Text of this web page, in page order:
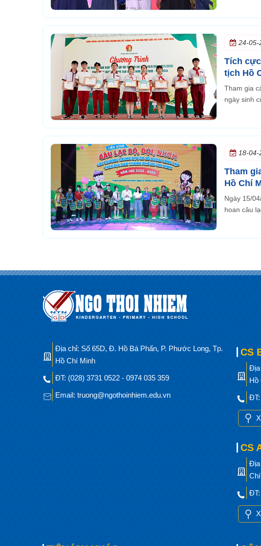
24-05-
Tích
tịch Hồ
Tham gia
ngày sinh
18-04-
Tham
Hồ Chí
Ngày 15/
hoan câu
Địa chỉ: Số 65D, Đ. Hồ Bá Phấn, P. Phước Long, Tp.
Hồ Chí Minh
ĐT: (028) 3731 0522 - 0974 035 359
Email: truong@ngothoinhiem.edu.vn
CS
Địa
Hồ
CS
Địa